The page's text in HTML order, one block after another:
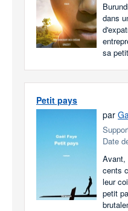
dans
sa
Petit pays
par
Date
Avant,
cents
leur
petit